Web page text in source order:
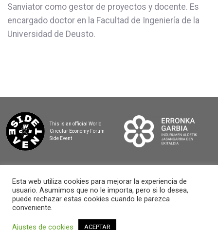
Sanviator como gestor de proyectos y docente. Es
encargado doctor en la Facultad de Ingeniería de la
Universidad de Deusto.
This is an official World
Circular Economy Forum
Side Event
2025 BASQUE CIRCULAR SUMMIT
Esta web utiliza cookies para mejorar la experiencia de
usuario. Asumimos que no le importa, pero si lo desea,
puede rechazar estas cookies cuando le parezca
conveniente.
Ajustes de cookies ACEPTAR